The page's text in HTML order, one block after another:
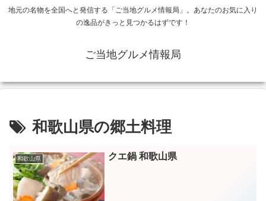
地元の名物を全国へと発信する「ご当地グルメ情報局」。あなたのお気に入り
の逸品がきっと見つかるはずです！
ご当地グルメ情報局
和歌山県の郷土料理
和歌山県 クエ鍋 和歌山県